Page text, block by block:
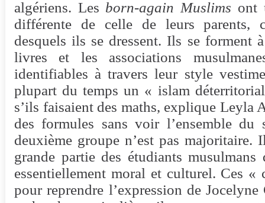
algériens. Les born-again Muslims ont
différente de celle de leurs parents,
desquels ils se dressent. Ils se forment
livres et les associations
identifiables à travers leur style
plupart du temps un « islam
s’ils faisaient des maths, explique Leyla
des formules sans voir l’ensemble du
deuxième groupe n’est pas majoritaire.
grande partie des étudiants
essentiellement moral et culturel. Ces «
pour reprendre l’expression de Jocelyne